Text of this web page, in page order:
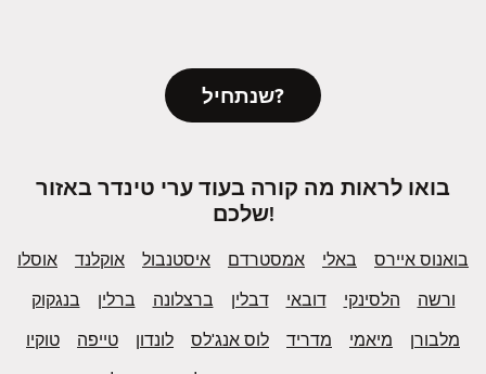
שנתחיל?
בואו לראות מה קורה בעוד ערי טינדר באזור
שלכם!
אוסלו אוקלנד איסטנבול אמסטרדם באלי
בואנוס איירס
בנגקוק
ברלין ברצלונה דבלין דובאי הלסינקי
ורשה
טוקיו
טייפה לונדון לוס אנג'לס מדריד מיאמי
מלבורן